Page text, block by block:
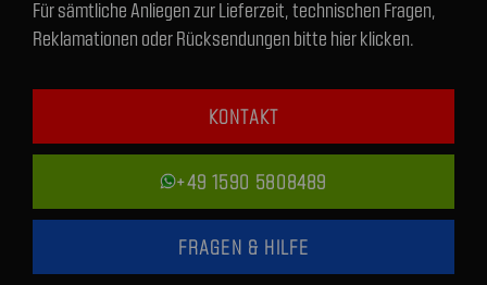
Für sämtliche Anliegen zur Lieferzeit, technischen Fragen,
Reklamationen oder Rücksendungen bitte hier klicken.
KONTAKT
+49 1590 5808489
FRAGEN & HILFE